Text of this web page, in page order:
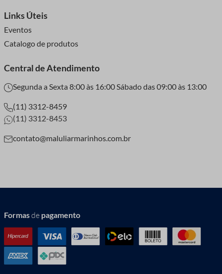
Links Úteis
Eventos
Catalogo de produtos
Central de Atendimento
Segunda a Sexta 8:00 às 16:00 Sábado das 09:00 às 13:00
(11) 3312-8459
(11) 3312-8453
contato@maluliarmarinhos.com.br
Formasde pagamento